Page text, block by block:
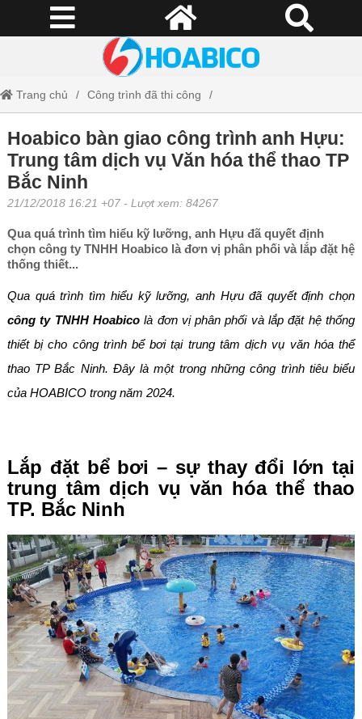
Trang chủ Công trình đã thi công
Hoabico bàn giao công trình anh Hựu: Trung tâm dịch vụ Văn hóa thể
thao TP Bắc Ninh
Hoabico bàn giao công trình anh Hựu:
Trung tâm dịch vụ Văn hóa thể thao TP
Bắc Ninh
21/12/2018 16:21 +07 - Lượt xem: 84267
Qua quá trình tìm hiểu kỹ lưỡng, anh Hựu đã quyết định
chọn công ty TNHH Hoabico là đơn vị phân phối và lắp đặt hệ
thống thiết...
Qua quá trình tìm hiểu kỹ lưỡng, anh Hựu đã quyết định chọn
công ty TNHH Hoabicolà đơn vị phân phối và lắp đặt hệ thống
thiết bị cho công trình bể bơi tại trung tâm dịch vụ văn hóa thể
thao TP Bắc Ninh. Đây là một trong những công trình tiêu biểu
của HOABICO trong năm 2024.
Lắp đặt bể bơi – sự thay đổi lớn tại
trung tâm dịch vụ văn hóa thể thao
TP. Bắc Ninh